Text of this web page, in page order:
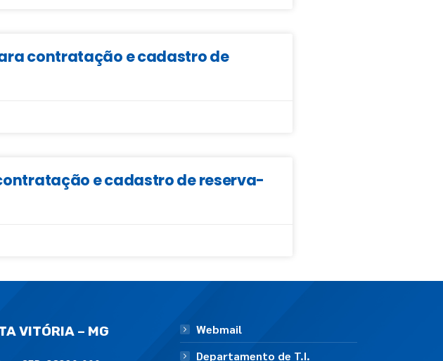
contratação e cadastro de
e cadastro de reserva-
VITÓRIA – MG
Webmail
Departamento de T.I.